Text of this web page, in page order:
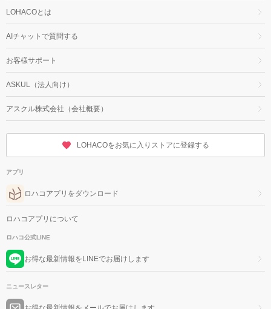
LOHACOとは
AIチャットで質問する
お客様サポート
ASKUL（法人向け）
アスクル株式会社（会社概要）
LOHACOをお気に入りストアに登録する
アプリ
ロハコアプリをダウンロード
ロハコアプリについて
ロハコ公式LINE
お得な最新情報をLINEでお届けします
ニュースレター